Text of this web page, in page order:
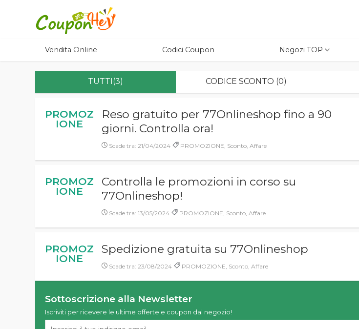
Vendita Online Codici Coupon Negozi TOP
TUTTI(3) CODICE SCONTO (0)
PROMOZ
IONE
Reso gratuito per 77Onlineshop fino a 90
giorni. Controlla ora!
Scade tra: 21/04/2024 PROMOZIONE, Sconto, Affare
PROMOZ
IONE
Controlla le promozioni in corso su
77Onlineshop!
Scade tra: 13/05/2024 PROMOZIONE, Sconto, Affare
PROMOZ
IONE
Spedizione gratuita su 77Onlineshop
Scade tra: 23/08/2024 PROMOZIONE, Sconto, Affare
Sottoscrizione alla Newsletter
Iscriviti per ricevere le ultime offerte e coupon dal negozio!